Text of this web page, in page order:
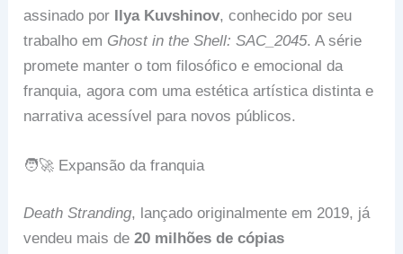
assinado por Ilya Kuvshinov, conhecido por seu
trabalho em Ghost in the Shell: SAC_2045. A série
promete manter o tom filosófico e emocional da
franquia, agora com uma estética artística distinta e
narrativa acessível para novos públicos.
🧑‍🚀 Expansão da franquia
Death Stranding, lançado originalmente em 2019, já
vendeu mais de20 milhões de cópias